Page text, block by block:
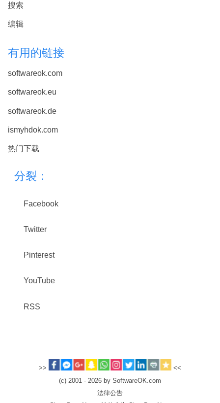
搜索
编辑
有用的链接
softwareok.com
softwareok.eu
softwareok.de
ismyhdok.com
热门下载
分裂：
Facebook
Twitter
Pinterest
YouTube
RSS
>>
<<
(c) 2001 - 2026 by SoftwareOK.com
法律公告